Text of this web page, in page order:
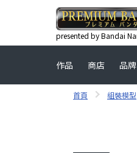
presented by Bandai
作品 商店 品牌
首頁 組裝模型